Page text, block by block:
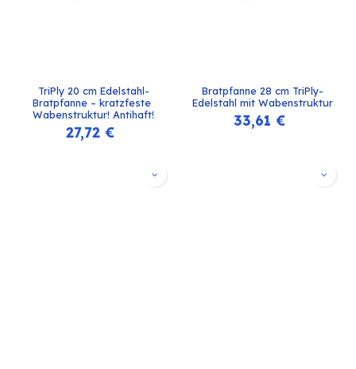
TriPly 20 cm Edelstahl-
Bratpfanne – kratzfeste
Wabenstruktur! Antihaft!
27,72 €
Bratpfanne 28 cm TriPly-
Edelstahl mit Wabenstruktur
33,61 €